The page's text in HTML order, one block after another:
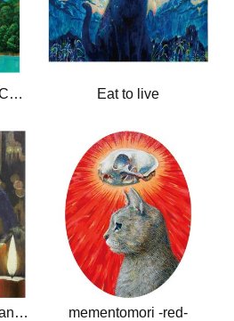
キャットキャッチャーCatcatcher Eat to live
蝋燭と黒猫 Candles and black cat mementomori -red-